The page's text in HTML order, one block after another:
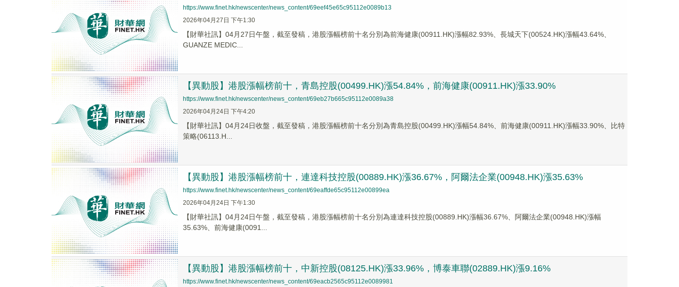
https://www.finet.hk/newscenter/news_content/69eef45e65c95112e0089b13
2026年04月27日 下午1:30
【財華社訊】04月27日午盤，截至發稿，港股漲幅榜前十名分別為前海健康(00911.HK)漲幅82.93%、長城天下(00524.HK)漲幅43.64%、
GUANZE MEDIC...
【異動股】港股漲幅榜前十，青島控股(00499.HK)漲54.84%，前海健康(00911.HK)漲33.90%
https://www.finet.hk/newscenter/news_content/69eb27b665c95112e0089a38
2026年04月24日 下午4:20
【財華社訊】04月24日收盤，截至發稿，港股漲幅榜前十名分別為青島控股(00499.HK)漲幅54.84%、前海健康(00911.HK)漲幅33.90%、比特
策略(06113.H...
【異動股】港股漲幅榜前十，連達科技控股(00889.HK)漲36.67%，阿爾法企業(00948.HK)漲35.63%
https://www.finet.hk/newscenter/news_content/69eaffde65c95112e00899ea
2026年04月24日 下午1:30
【財華社訊】04月24日午盤，截至發稿，港股漲幅榜前十名分別為連達科技控股(00889.HK)漲幅36.67%、阿爾法企業(00948.HK)漲幅
35.63%、前海健康(0091...
【異動股】港股漲幅榜前十，中新控股(08125.HK)漲33.96%，博泰車聯(02889.HK)漲9.16%
https://www.finet.hk/newscenter/news_content/69eacb2565c95112e0089981